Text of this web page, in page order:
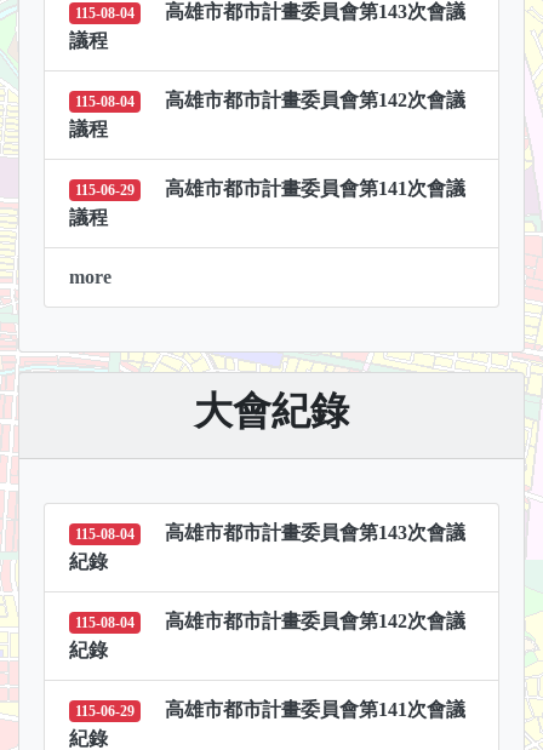
115-08-04
高雄市都市計畫委員會第143次會議
議程
115-08-04
高雄市都市計畫委員會第142次會議
議程
115-06-29
高雄市都市計畫委員會第141次會議
議程
more
大會紀錄
115-08-04
高雄市都市計畫委員會第143次會議
紀錄
115-08-04
高雄市都市計畫委員會第142次會議
紀錄
115-06-29
高雄市都市計畫委員會第141次會議
紀錄